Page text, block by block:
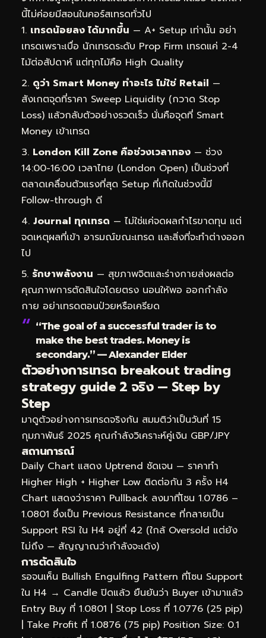
นี้ไม่ค่อยมีสอนในคอร์สเทรดทั่วไป
เทรดน้อยลง ได้มากขึ้น — A+ Setup เท่านั้น อย่า
เทรดเพราะเบื่อ นักเทรดระดับ Prop Firm เทรดแค่ 2-4
ไม้ต่อสัปดาห์ แต่ทุกไม้คือ High Quality
ดูว่า Smart Money ทำอะไร ไม่ใช่ Retail —
สังเกตจุดที่ราคา Sweep Liquidity (กวาด Stop
Loss) แล้วกลับตัวอย่างรวดเร็ว นั่นคือจุดที่ Smart
Money เข้าเทรด
London Kill Zone คือช่วงเวลาทอง — ช่วง
14:00-16:00 เวลาไทย (London Open) เป็นช่วงที่
ตลาดเคลื่อนตัวแรงที่สุด Setup ที่เกิดในช่วงนี้มี
Follow-through ดี
Journal ทุกเทรด — ไม่ใช่แค่จดผลกำไรขาดทุน แต่
จดเหตุผลที่เข้า อารมณ์ขณะเทรด และสิ่งที่จะทำต่างออก
ไป
รักษาพลังงาน — สุขภาพจิตและร่างกายส่งผลต่อ
คุณภาพการตัดสินใจโดยตรง นอนให้พอ ออกกำลัง
กาย อย่าเทรดตอนป่วยหรือเครียด
“The goal of a successful trader is to
make the best trades. Money is
secondary.” — Alexander Elder
ตัวอย่างการเทรด breakout trading
strategy guide 2 จริง — Step by
Step
มาดูตัวอย่างการเทรดจริงกัน สมมติว่าเป็นวันที่ 15
กุมภาพันธ์ 2025 คุณกำลังวิเคราะห์คู่เงิน GBP/JPY
สถานการณ์
Daily Chart แสดง Uptrend ชัดเจน — ราคาทำ
Higher High + Higher Low ติดต่อกัน 3 ครั้ง H4
Chart แสดงว่าราคา Pullback ลงมาที่โซน 1.0786 –
1.0801 ซึ่งเป็น Previous Resistance ที่กลายเป็น
Support RSI ใน H4 อยู่ที่ 42 (ใกล้ Oversold แต่ยัง
ไม่ถึง — สัญญาณว่ากำลังจะเด้ง)
การตัดสินใจ
รอจนเห็น Bullish Engulfing Pattern ที่โซน Support
ใน H4 → Candle ปิดแล้ว ยืนยันว่า Buyer เข้ามาแล้ว
Entry Buy ที่ 1.0801 | Stop Loss ที่ 1.0776 (25 pip)
| Take Profit ที่ 1.0876 (75 pip) Position Size: 0.1